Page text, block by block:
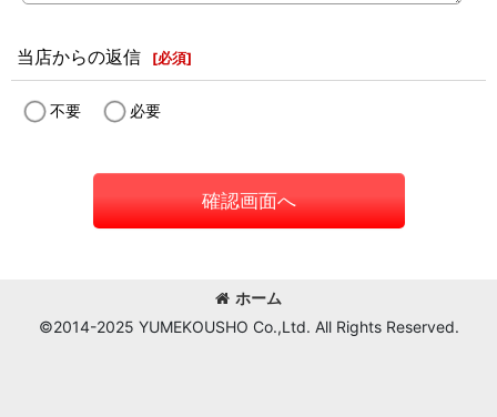
当店からの返信 [必須]
不要 必要
確認画面へ
ホーム
©2014-2025 YUMEKOUSHO Co.,Ltd. All Rights Reserved.